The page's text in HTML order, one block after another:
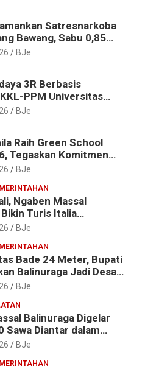
Satresnarkoba
Bawang, Sabu 0,85
Hisap Disita
BJe
3R Berbasis
PPM Universitas
AI Barcode
BJe
Raih Green School
Tegaskan Komitmen
Ramah
BJe
Ngaben Massal
Turis Italia
Ribu Orang Ikut
BJe
Bade 24 Meter, Bupati
Balinuraga Jadi Desa
2027
BJe
Balinuraga Digelar
Sawa Diantar dalam
yang Gerakkan Ekonomi
BJe